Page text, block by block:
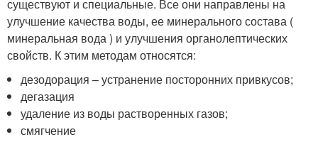
существуют и специальные. Все они направлены на
улучшение качества воды, ее минерального состава (
минеральная вода ) и улучшения органолептических
свойств. К этим методам относятся:
дезодорация – устранение посторонних привкусов;
дегазация
удаление из воды растворенных газов;
смягчение